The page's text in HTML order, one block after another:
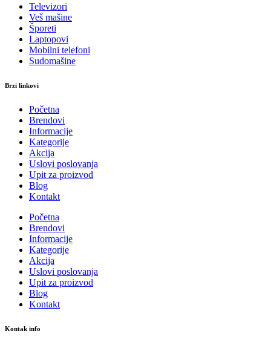
Televizori
Veš mašine
Šporeti
Laptopovi
Mobilni telefoni
Sudomašine
Brzi linkovi
Početna
Brendovi
Informacije
Kategorije
Akcija
Uslovi poslovanja
Upit za proizvod
Blog
Kontakt
Početna
Brendovi
Informacije
Kategorije
Akcija
Uslovi poslovanja
Upit za proizvod
Blog
Kontakt
Kontak info